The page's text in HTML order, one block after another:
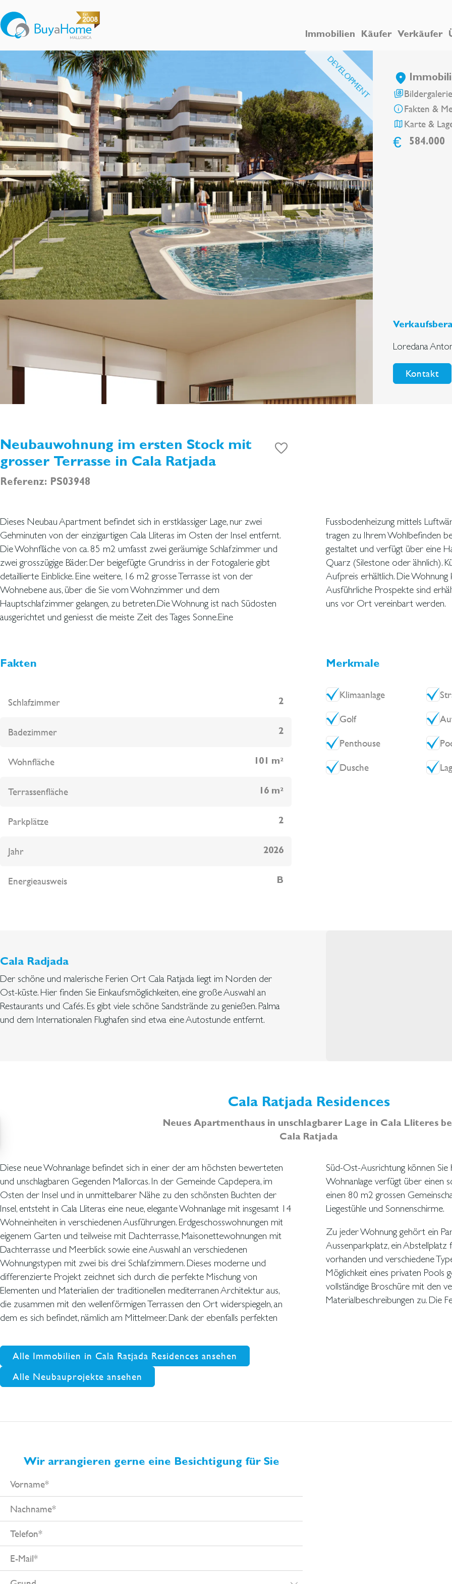
Immobilien Käufer Verkäufer
DEVELOPMENT
Fakten &
Karte &
€ 584.000
Loredana
Kontakt
Neubauwohnung im ersten Stock mit
grosser Terrasse in Cala Ratjada
Referenz: PS03948
Dieses Neubau Apartment befindet sich in erstklassiger Lage, nur zwei
Gehminuten von der einzigartigen Cala Lliteras im Osten der Insel entfernt.
Die Wohnfläche von ca. 85 m2 umfasst zwei geräumige Schlafzimmer und
zwei grosszügige Bäder. Der beigefügte Grundriss in der Fotogalerie gibt
detaillierte Einblicke. Eine weitere, 16 m2 grosse Terrasse ist von der
Wohnebene aus, über die Sie vom Wohnzimmer und dem
Hauptschlafzimmer gelangen, zu betreten.Die Wohnung ist nach Südosten
ausgerichtet und geniesst die meiste Zeit des Tages Sonne.Eine
Fussbodenheizung mittels Luftwärmepumpe und eine integrierte Klimaanlage
tragen zu Ihrem Wohlbefinden bei. Die Küche ist zum Wohnzimmer hin offen
gestaltet und verfügt über eine Halb-Kücheninsel mit Arbeitsplatten aus
Quarz (Silestone oder ähnlich). Küchengeräte und Mobiliar sind gegen
Aufpreis erhältlich. Die Wohnung kann individuell gestaltet werden.
Ausführliche Prospekte sind erhältlich und Besichtigungstermine können über
uns vor Ort vereinbart werden.
Fakten
Schlafzimmer 2
Badezimmer 2
Wohnfläche 101 m²
Terrassenfläche 16 m²
Parkplätze 2
Jahr 2026
Energieausweis B
Merkmale
Klimaanlage
Golf
Penthouse
Dusche
Cala Radjada
Der schöne und malerische Ferien Ort Cala Ratjada liegt im Norden der
Ost-küste. Hier finden Sie Einkaufsmöglichkeiten, eine große Auswahl an
Restaurants und Cafés. Es gibt viele schöne Sandstrände zu genießen. Palma
und dem Internationalen Flughafen sind etwa eine Autostunde entfernt.
Cala Ratjada Residences
Neues Apartmenthaus in unschlagbarer Lage in Cala Lliteres
Cala Ratjada
Diese neue Wohnanlage befindet sich in einer der am höchsten bewerteten
und unschlagbaren Gegenden Mallorcas. In der Gemeinde Capdepera, im
Osten der Insel und in unmittelbarer Nähe zu den schönsten Buchten der
Insel, entsteht in Cala Lliteras eine neue, elegante Wohnanlage mit insgesamt 14
Wohneinheiten in verschiedenen Ausführungen. Erdgeschosswohnungen mit
eigenem Garten und teilweise mit Dachterrasse, Maisonettewohnungen mit
Dachterrasse und Meerblick sowie eine Auswahl an verschiedenen
Wohnungstypen mit zwei bis drei Schlafzimmern. Dieses moderne und
differenzierte Projekt zeichnet sich durch die perfekte Mischung von
Elementen und Materialien der traditionellen mediterranen Architektur aus,
die zusammen mit den wellenförmigen Terrassen den Ort widerspiegeln, an
dem es sich befindet, nämlich am Mittelmeer. Dank der ebenfalls perfekten
Süd-Ost-Ausrichtung können Sie hier viele Sonnenstunden genießen. Die
Wohnanlage verfügt über einen schönen Garten mit verschiedenen Pflanzen,
einen 80 m2 grossen Gemeinschaftspool und einen Jacuzzi, Duschen,
Liegestühle und Sonnenschirme.
Zu jeder Wohnung gehört ein
Aussenparkplatz, ein Abstellplatz
vorhanden und verschiedene
Möglichkeit eines privaten Pools
vollständige Broschüre mit den
Materialbeschreibungen zu. Die
Alle Immobilien in Cala Ratjada Residences ansehen
Alle Neubauprojekte ansehen
Wir arrangieren gerne eine Besichtigung für Sie